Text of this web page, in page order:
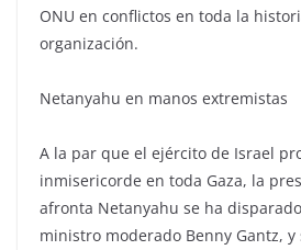
ONU en conflictos en toda la
organización.
Netanyahu en manos extremistas
A la par que el ejército de Israel
inmisericorde en toda Gaza, la
afronta Netanyahu se ha
ministro moderado Benny Gantz, y